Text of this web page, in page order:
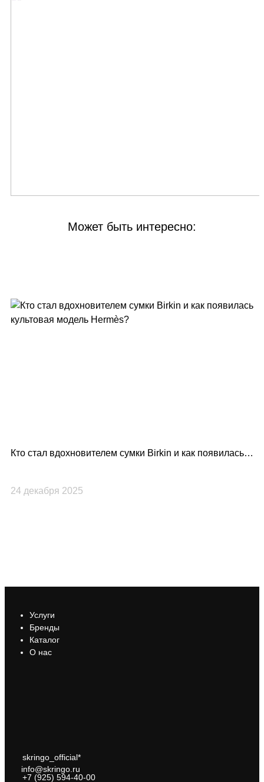
Может быть интересно:
Кто стал вдохновителем сумки Birkin и как появилась
24 декабря 2025
Услуги
Бренды
Каталог
О нас
skringo_official*
info@skringo.ru
+7 (925) 594-40-00